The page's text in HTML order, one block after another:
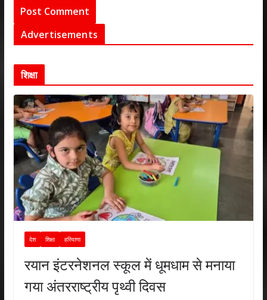
Advertisements
शिक्षा
देश शिक्षा हरियाणा
रयान इंटरनेशनल स्कूल में धूमधाम से मनाया
गया अंतरराष्ट्रीय पृथ्वी दिवस